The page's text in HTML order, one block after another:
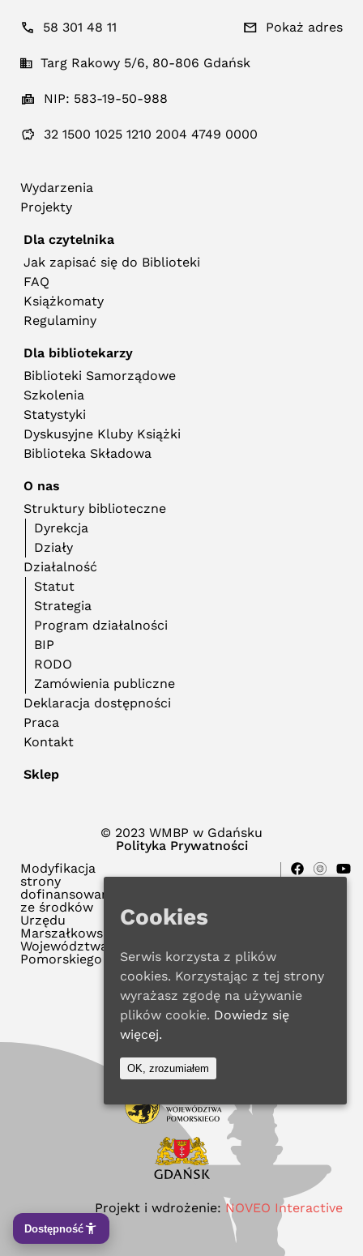
58 301 48 11 Pokaż adres
Targ Rakowy 5/6, 80-806 Gdańsk
NIP: 583-19-50-988
32 1500 1025 1210 2004 4749 0000
Wydarzenia
Projekty
Dla czytelnika
Jak zapisać się do Biblioteki
FAQ
Książkomaty
Regulaminy
Dla bibliotekarzy
Biblioteki Samorządowe
Szkolenia
Statystyki
Dyskusyjne Kluby Książki
Biblioteka Składowa
O nas
Struktury biblioteczne
Dyrekcja
Działy
Działalność
Statut
Strategia
Program działalności
BIP
RODO
Zamówienia publiczne
Deklaracja dostępności
Praca
Kontakt
Sklep
© 2023 WMBP w Gdańsku
Polityka Prywatności
Modyfikacja
strony
dofinansowana
ze środków
Urzędu
Marszałkowskiego
Województwa
Pomorskiego
Projekt i wdrożenie: NOVEO Interactive
Dostępność
Cookies
Serwis korzysta z plików
cookies. Korzystając z tej strony
wyrażasz zgodę na używanie
plików cookie. Dowiedz się
więcej.
OK, zrozumiałem